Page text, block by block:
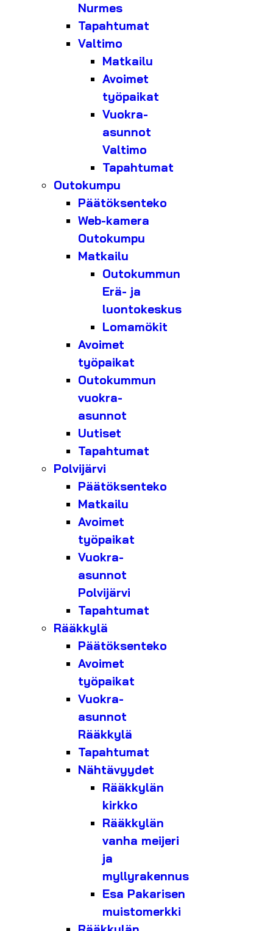
Nurmes
Tapahtumat
Valtimo
Matkailu
Avoimet
työpaikat
Vuokra-
asunnot
Valtimo
Tapahtumat
Outokumpu
Päätöksenteko
Web-kamera
Outokumpu
Matkailu
Outokummun
Erä- ja
luontokeskus
Lomamökit
Avoimet
työpaikat
Outokummun
vuokra-
asunnot
Uutiset
Tapahtumat
Polvijärvi
Päätöksenteko
Matkailu
Avoimet
työpaikat
Vuokra-
asunnot
Polvijärvi
Tapahtumat
Rääkkylä
Päätöksenteko
Avoimet
työpaikat
Vuokra-
asunnot
Rääkkylä
Tapahtumat
Nähtävyydet
Rääkkylän
kirkko
Rääkkylän
vanha meijeri
ja
myllyrakennus
Esa Pakarisen
muistomerkki